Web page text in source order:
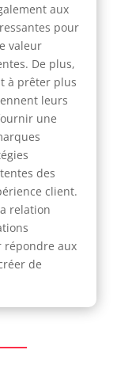
aux
pour
valeur
De plus,
à prêter plus
leurs
une
des
client.
relation
répondre aux
de